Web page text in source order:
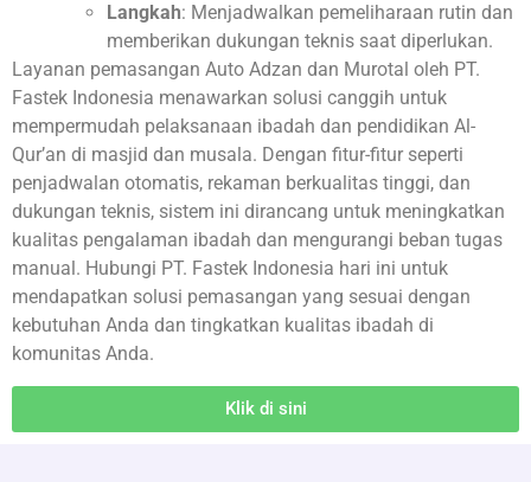
Langkah: Menjadwalkan pemeliharaan rutin dan
memberikan dukungan teknis saat diperlukan.
Layanan pemasangan Auto Adzan dan Murotal oleh PT.
Fastek Indonesia menawarkan solusi canggih untuk
mempermudah pelaksanaan ibadah dan pendidikan Al-
Qur’an di masjid dan musala. Dengan fitur-fitur seperti
penjadwalan otomatis, rekaman berkualitas tinggi, dan
dukungan teknis, sistem ini dirancang untuk meningkatkan
kualitas pengalaman ibadah dan mengurangi beban tugas
manual. Hubungi PT. Fastek Indonesia hari ini untuk
mendapatkan solusi pemasangan yang sesuai dengan
kebutuhan Anda dan tingkatkan kualitas ibadah di
komunitas Anda.
Klik di sini